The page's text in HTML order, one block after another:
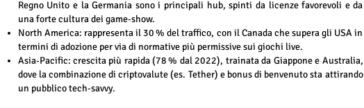
Regno Unito e la Germania sono i principali hub, spinti da licenze favorevoli e da
una forte cultura dei game‑show.
North America: rappresenta il 30 % del traffico, con il Canada che supera gli USA in
termini di adozione per via di normative più permissive sui giochi live.
Asia‑Pacific: crescita più rapida (78 % dal 2022), trainata da Giappone e Australia,
dove la combinazione di criptovalute (es. Tether) e bonus di benvenuto sta attirando
un pubblico tech‑savvy.